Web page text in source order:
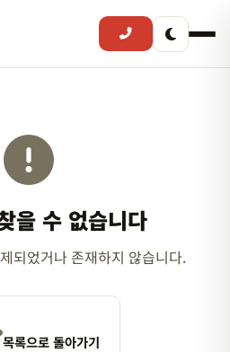
을 수 없습니다
되었거나 존재하지 않습니다.
목록으로 돌아가기